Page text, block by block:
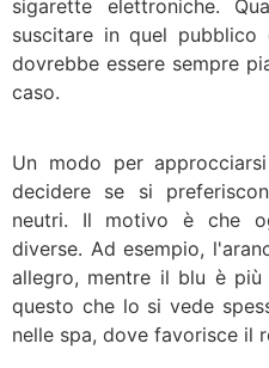
sigarette elettroniche.
suscitare in quel
dovrebbe essere sempre
caso.
Un modo per
decidere se si
neutri. Il motivo è che
diverse. Ad esempio,
allegro, mentre il blu è
questo che lo si vede
nelle spa, dove favorisce il